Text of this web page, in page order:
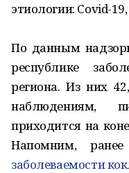
этиологии: Covid-
По данным
республике
региона. Из них
наблюдениям,
приходится на
Напомним,
заболеваемости